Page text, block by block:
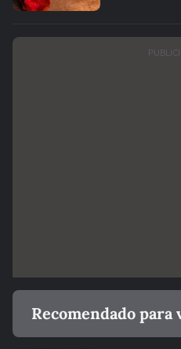
Recomendado para